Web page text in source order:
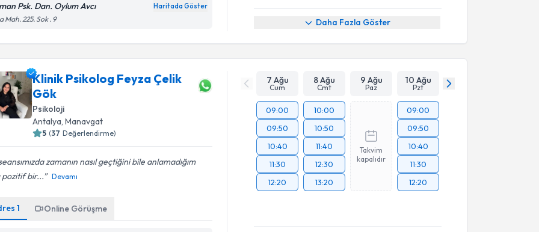
Psk. Dan. Oylum Avcı Haritada Göster
Mah. 225. Sok . 9 Daha Fazla Göster
Klinik Psikolog Feyza Çelik
Gök
Psikoloji
Antalya , Manavgat
5 (37 Değerlendirme)
zamanın nasıl geçtiğini bile anlamadığım
pozitif bir...
Devamı
1 Online Görüşme
7 Ağu
Cum
8 Ağu
Cmt
9 Ağu
Paz
10 Ağu
Pzt
09:00
09:50
10:40
11:30
12:20
10:00
10:50
11:40
12:30
13:20
Takvim
kapalıdır
09:00
09:50
10:40
11:30
12:20